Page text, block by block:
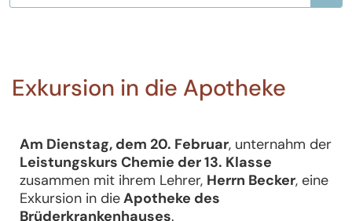
Exkursion in die Apotheke
Am Dienstag, dem 20. Februar, unternahm der
Leistungskurs Chemie der 13. Klasse
zusammen mit ihrem Lehrer, Herrn Becker, eine
Exkursion in dieApotheke des
Brüderkrankenhauses.